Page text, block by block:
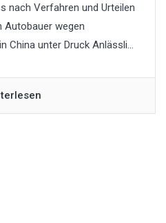
nach Verfahren und Urteilen
Autobauer wegen
China unter Druck Anlässli...